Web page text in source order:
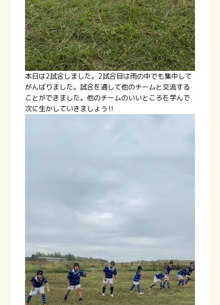
本日は2試合しました。2試合目は雨の中でも集中して
がんばりました。試合を通して他のチームと交流する
ことができました。他のチームのいいところを学んで
次に生かしていきましょう‼️